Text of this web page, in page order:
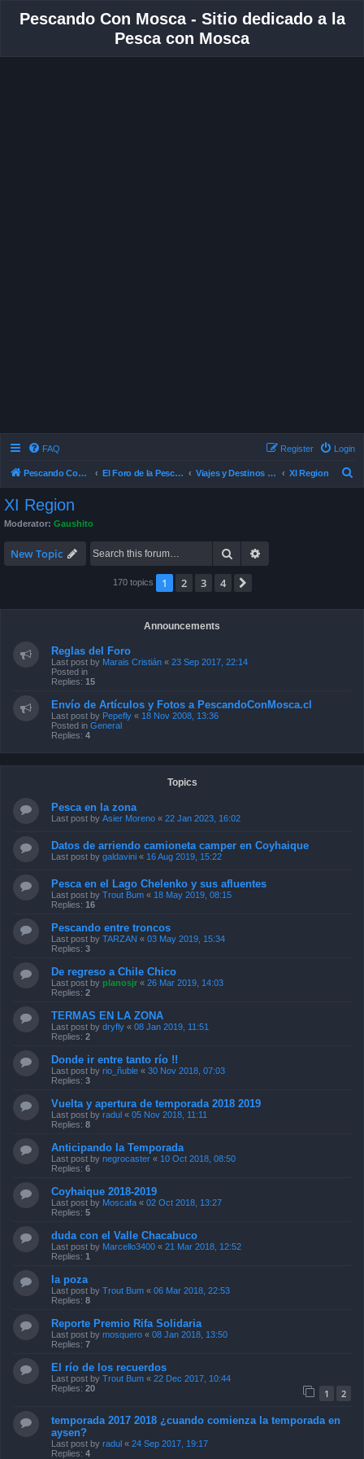
Pescando Con Mosca - Sitio dedicado a la
Pesca con Mosca
FAQ Login
Register
Pescando Con Mosca El Foro de la Pesca con Mosca en Chile Viajes y Destinos de Pesca XI Region
XI Region
Moderator: Gaushito
New Topic Search
170 topics 1 2 3 4
Announcements
Reglas del Foro
Last post by Marais Cristián « 23 Sep 2017, 22:14
Posted in
Replies: 15
Envío de Artículos y Fotos a PescandoConMosca.cl
Last post by Pepefly « 18 Nov 2008, 13:36
Posted in General
Replies: 4
Topics
Pesca en la zona
Last post by Asier Moreno « 22 Jan 2023, 16:02
Datos de arriendo camioneta camper en Coyhaique
Last post by galdavini « 16 Aug 2019, 15:22
Pesca en el Lago Chelenko y sus afluentes
Last post by Trout Bum « 18 May 2019, 08:15
Replies: 16
Pescando entre troncos
Last post by TARZAN « 03 May 2019, 15:34
Replies: 3
De regreso a Chile Chico
Last post by planosjr « 26 Mar 2019, 14:03
Replies: 2
TERMAS EN LA ZONA
Last post by dryfly « 08 Jan 2019, 11:51
Replies: 2
Donde ir entre tanto río !!
Last post by rio_ñuble « 30 Nov 2018, 07:03
Replies: 3
Vuelta y apertura de temporada 2018 2019
Last post by radul « 05 Nov 2018, 11:11
Replies: 8
Anticipando la Temporada
Last post by negrocaster « 10 Oct 2018, 08:50
Replies: 6
Coyhaique 2018-2019
Last post by Moscafa « 02 Oct 2018, 13:27
Replies: 5
duda con el Valle Chacabuco
Last post by Marcello3400 « 21 Mar 2018, 12:52
Replies: 1
la poza
Last post by Trout Bum « 06 Mar 2018, 22:53
Replies: 8
Reporte Premio Rifa Solidaria
Last post by mosquero « 08 Jan 2018, 13:50
Replies: 7
El río de los recuerdos
Last post by Trout Bum « 22 Dec 2017, 10:44
Replies: 20 1 2
temporada 2017 2018 ¿cuando comienza la temporada en
aysen?
Last post by radul « 24 Sep 2017, 19:17
Replies: 4